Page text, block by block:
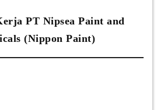
PT Nipsea Paint and
(Nippon Paint)